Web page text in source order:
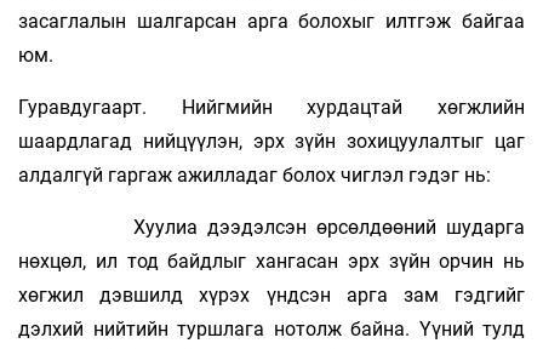
засаглалын шалгарсан арга болохыг илтгэж байгаа
юм.
Гуравдугаарт. Нийгмийн хурдацтай хөгжлийн
шаардлагад нийцүүлэн, эрх зүйн зохицуулалтыг цаг
алдалгүй гаргаж ажилладаг болох чиглэл гэдэг нь:
Хуулиа дээдэлсэн өрсөлдөөний шударга
нөхцөл, ил тод байдлыг хангасан эрх зүйн орчин нь
хөгжил дэвшилд хүрэх үндсэн арга зам гэдгийг
дэлхий нийтийн туршлага нотолж байна. Үүний тулд